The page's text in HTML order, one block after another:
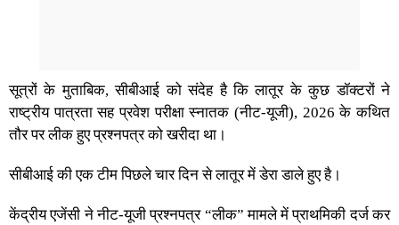
सूत्रों के मुताबिक, सीबीआई को संदेह है कि लातूर के कुछ डॉक्टरों ने
राष्ट्रीय पात्रता सह प्रवेश परीक्षा स्नातक (नीट-यूजी), 2026 के कथित
तौर पर लीक हुए प्रश्नपत्र को खरीदा था।
सीबीआई की एक टीम पिछले चार दिन से लातूर में डेरा डाले हुए है।
केंद्रीय एजेंसी ने नीट-यूजी प्रश्नपत्र “लीक” मामले में प्राथमिकी दर्ज कर